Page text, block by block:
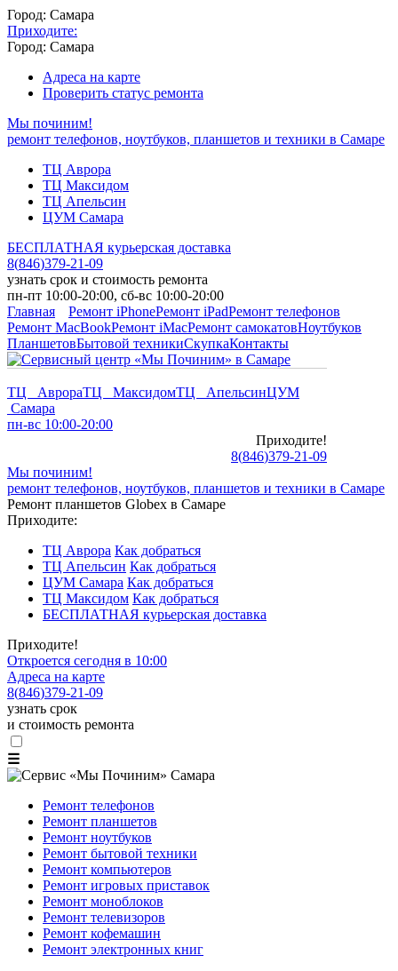
Город: Самара
Приходите:
Город: Самара
Адреса на карте
Проверить статус ремонта
Мы починим!
ремонт телефонов, ноутбуков, планшетов и техники в Самаре
ТЦ Аврора
ТЦ Максидом
ТЦ Апельсин
ЦУМ Самара
БЕСПЛАТНАЯ курьерская доставка
8(846)379-21-09
узнать срок и стоимость ремонта
пн-пт 10:00-20:00, сб-вс 10:00-20:00
Главная
Ремонт iPhoneРемонт iPadРемонт телефонов
Ремонт MacBookРемонт iMacРемонт самокатовНоутбуков
ПланшетовБытовой техникиСкупкаКонтакты
ТЦ АврораТЦ МаксидомТЦ АпельсинЦУМ
Самара
пн-вс 10:00-20:00
Приходите!
8(846)379-21-09
Мы починим!
ремонт телефонов, ноутбуков, планшетов и техники в Самаре
Ремонт планшетов Globex в Самаре
Приходите:
ТЦ Аврора Как добраться
ТЦ Апельсин Как добраться
ЦУМ Самара Как добраться
ТЦ Максидом Как добраться
БЕСПЛАТНАЯ курьерская доставка
Приходите!
Откроется сегодня в 10:00
Адреса на карте
8(846)379-21-09
узнать срок
и стоимость ремонта
☰
Ремонт телефонов
Ремонт планшетов
Ремонт ноутбуков
Ремонт бытовой техники
Ремонт компьютеров
Ремонт игровых приставок
Ремонт моноблоков
Ремонт телевизоров
Ремонт кофемашин
Ремонт электронных книг